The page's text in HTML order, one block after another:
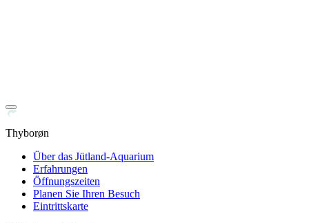
Thyborøn
Über das Jütland-Aquarium
Erfahrungen
Öffnungszeiten
Planen Sie Ihren Besuch
Eintrittskarte